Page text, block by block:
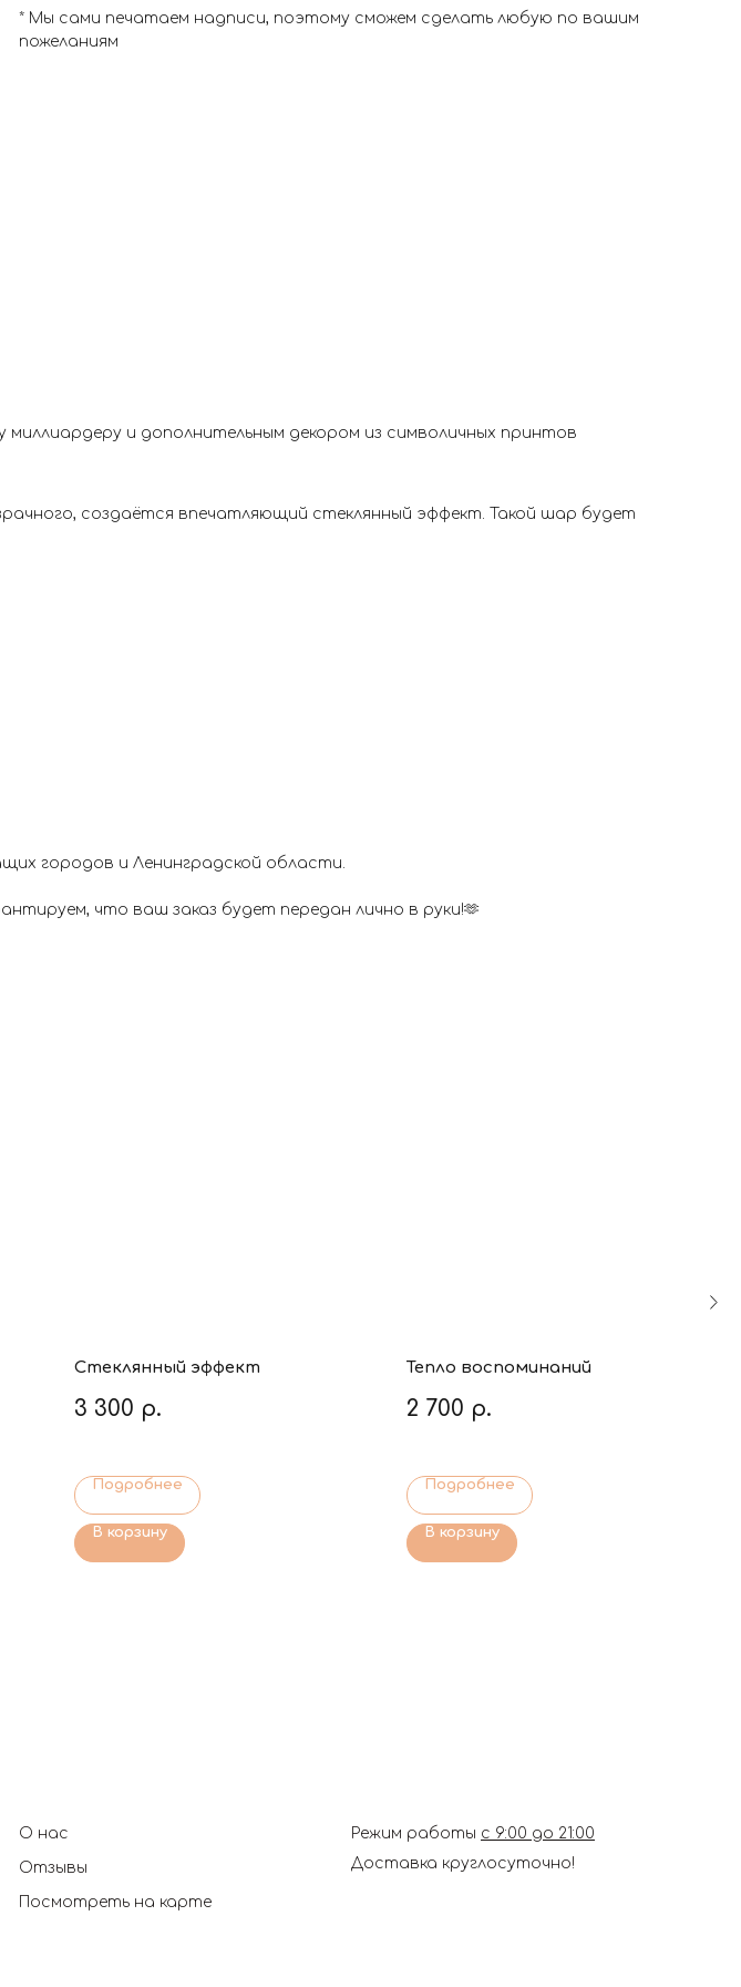
* Мы сами печатаем надписи, поэтому сможем сделать любую по вашим
пожеланиям
и дополнительным декором из символичных принтов
создаётся впечатляющий стеклянный эффект. Такой шар будет
городов и Ленинградской области.
что ваш заказ будет передан лично в руки!🫶
Стеклянный эффект
3 300 р.
Подробнее
В корзину
Тепло воспоминаний
2 700 р.
Подробнее
В корзину
О нас
Отзывы
Посмотреть на карте
Режим работы с 9:00 до 21:00
Доставка круглосуточно!